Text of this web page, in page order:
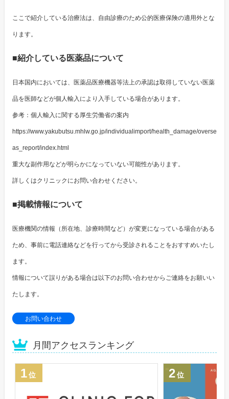
ここで紹介している治療法は、自由診療のため公的医療保険の適用外とな
ります。
■紹介している医薬品について
日本国内においては、医薬品医療機器等法上の承認は取得していない医薬
品を医師などが個人輸入により入手している場合があります。
参考：個人輸入に関する厚生労働省の案内
https://www.yakubutsu.mhlw.go.jp/individualimport/health_damage/overse
as_report/index.html
重大な副作用などが明らかになっていない可能性があります。
詳しくはクリニックにお問い合わせください。
■掲載情報について
医療機関の情報（所在地、診療時間など）が変更になっている場合がある
ため、事前に電話連絡などを行ってから受診されることをおすすめいたし
ます。
情報について誤りがある場合は以下のお問い合わせからご連絡をお願いい
たします。
お問い合わせ
月間アクセスランキング
1位 2位